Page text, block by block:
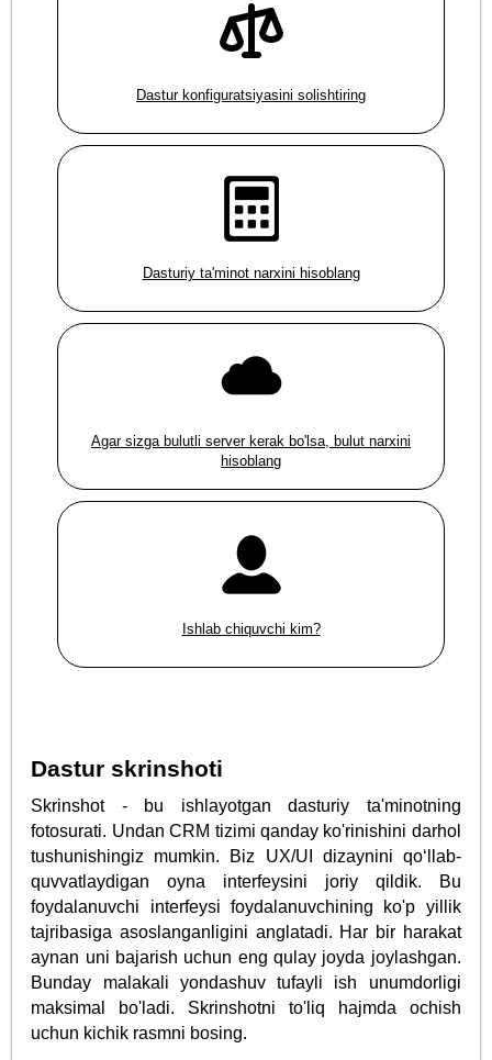
Dastur konfiguratsiyasini solishtiring
Dasturiy ta'minot narxini hisoblang
Agar sizga bulutli server kerak bo'lsa, bulut narxini
hisoblang
Ishlab chiquvchi kim?
Dastur skrinshoti
Skrinshot - bu ishlayotgan dasturiy ta'minotning
fotosurati. Undan CRM tizimi qanday ko'rinishini darhol
tushunishingiz mumkin. Biz UX/UI dizaynini qo‘llab-
quvvatlaydigan oyna interfeysini joriy qildik. Bu
foydalanuvchi interfeysi foydalanuvchining ko'p yillik
tajribasiga asoslanganligini anglatadi. Har bir harakat
aynan uni bajarish uchun eng qulay joyda joylashgan.
Bunday malakali yondashuv tufayli ish unumdorligi
maksimal bo'ladi. Skrinshotni to'liq hajmda ochish
uchun kichik rasmni bosing.